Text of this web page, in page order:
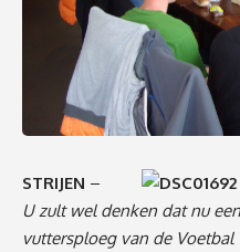
STRIJEN –
U zult wel denken dat nu
vuttersploeg van de